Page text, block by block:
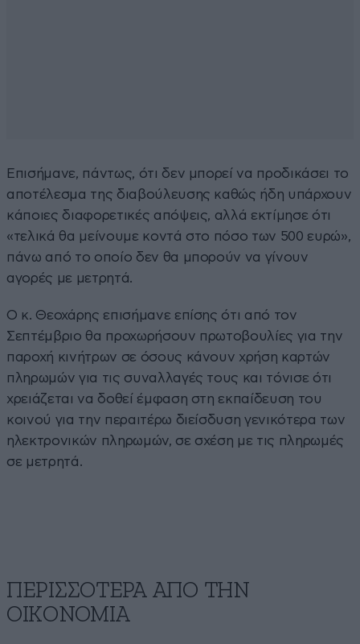
Επισήμανε, πάντως, ότι δεν μπορεί να προδικάσει το
αποτέλεσμα της διαβούλευσης καθώς ήδη υπάρχουν
κάποιες διαφορετικές απόψεις, αλλά εκτίμησε ότι
«τελικά θα μείνουμε κοντά στο πόσο των 500 ευρώ»,
πάνω από το οποίο δεν θα μπορούν να γίνουν
αγορές με μετρητά.
Ο κ. Θεοχάρης επισήμανε επίσης ότι από τον
Σεπτέμβριο θα προχωρήσουν πρωτοβουλίες για την
παροχή κινήτρων σε όσους κάνουν χρήση καρτών
πληρωμών για τις συναλλαγές τους και τόνισε ότι
χρειάζεται να δοθεί έμφαση στη εκπαίδευση του
κοινού για την περαιτέρω διείσδυση γενικότερα των
ηλεκτρονικών πληρωμών, σε σχέση με τις πληρωμές
σε μετρητά.
ΠΕΡΙΣΣΟΤΕΡΑ ΑΠΟ ΤΗΝ
ΟΙΚΟΝΟΜΙΑ